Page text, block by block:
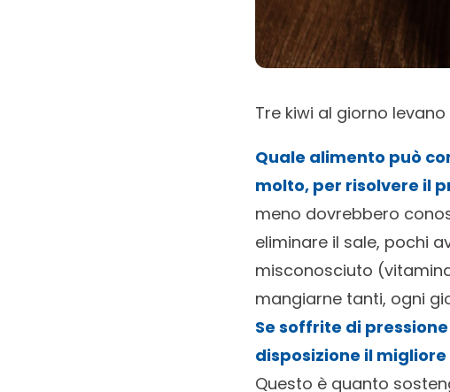
Tre kiwi al giorno
Quale alimento può
molto, per risolvere il
meno dovrebbero
eliminare il sale, pochi
misconosciuto
mangiarne tanti, ogni
Se soffrite di
disposizione il migliore
Questo è quanto